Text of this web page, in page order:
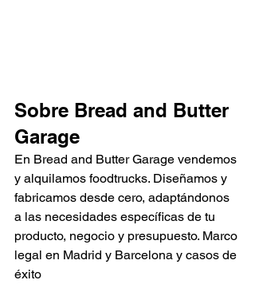
Sobre Bread and Butter
Garage
En Bread and Butter Garage vendemos
y alquilamos foodtrucks. Diseñamos y
fabricamos desde cero, adaptándonos
a las necesidades específicas de tu
producto, negocio y presupuesto. Marco
legal en Madrid y Barcelona y casos de
éxito